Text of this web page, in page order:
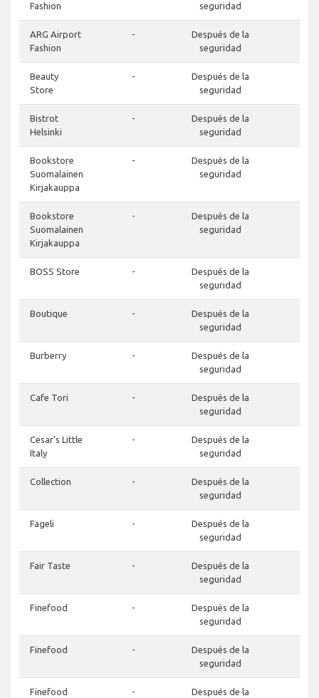
Fashion
seguridad
ARG Airport
Fashion
-
Después de la
seguridad
Beauty
Store
-
Después de la
seguridad
Bistrot
Helsinki
-
Después de la
seguridad
Bookstore
Suomalainen
Kirjakauppa
-
Después de la
seguridad
Bookstore
Suomalainen
Kirjakauppa
-
Después de la
seguridad
BOSS Store -
Después de la
seguridad
Boutique -
Después de la
seguridad
Burberry -
Después de la
seguridad
Cafe Tori -
Después de la
seguridad
Cesar's Little
Italy
-
Después de la
seguridad
Collection -
Después de la
seguridad
Fageli -
Después de la
seguridad
Fair Taste -
Después de la
seguridad
Finefood -
Después de la
seguridad
Finefood -
Después de la
seguridad
Finefood -
Después de la